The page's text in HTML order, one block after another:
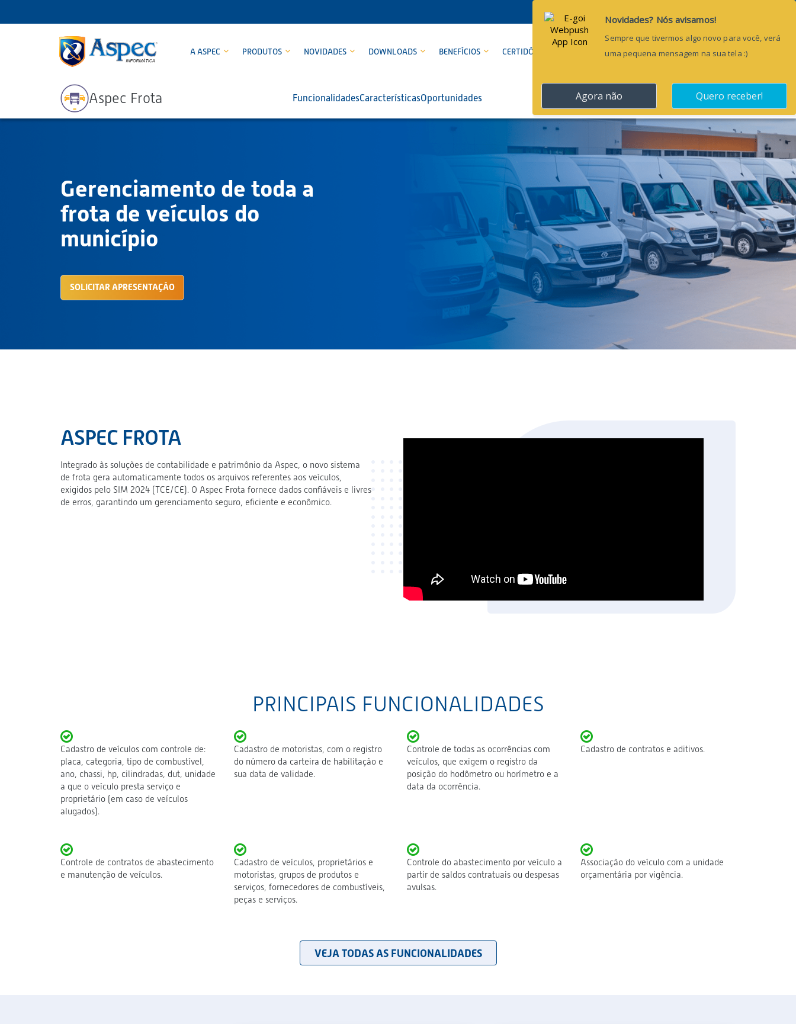
A ASPEC PRODUTOS NOVIDADES DOWNLOADS BENEFÍCIOS CERTIDÕES CONTATO Pesquisar...
Aspec Frota FuncionalidadesCaracterísticasOportunidades SOLICITAR APRESENTAÇÃO
Gerenciamento de toda a
frota de veículos do
município
SOLICITAR APRESENTAÇÃO
ASPEC FROTA
Integrado às soluções de contabilidade e patrimônio da Aspec, o novo sistema
de frota gera automaticamente todos os arquivos referentes aos veículos,
exigidos pelo SIM 2024 (TCE/CE). O Aspec Frota fornece dados confiáveis e livres
de erros, garantindo um gerenciamento seguro, eficiente e econômico.
PRINCIPAIS FUNCIONALIDADES
Cadastro de veículos com controle de:
placa, categoria, tipo de combustível,
ano, chassi, hp, cilindradas, dut, unidade
a que o veículo presta serviço e
proprietário (em caso de veículos
alugados).
Cadastro de motoristas, com o registro
do número da carteira de habilitação e
sua data de validade.
Controle de todas as ocorrências com
veículos, que exigem o registro da
posição do hodômetro ou horímetro e a
data da ocorrência.
Cadastro de contratos e aditivos.
Controle de contratos de abastecimento
e manutenção de veículos.
Cadastro de veículos, proprietários e
motoristas, grupos de produtos e
serviços, fornecedores de combustíveis,
peças e serviços.
Controle do abastecimento por veículo a
partir de saldos contratuais ou despesas
avulsas.
Associação do veículo com a unidade
orçamentária por vigência.
VEJA TODAS AS FUNCIONALIDADES